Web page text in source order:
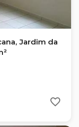
Jardim da